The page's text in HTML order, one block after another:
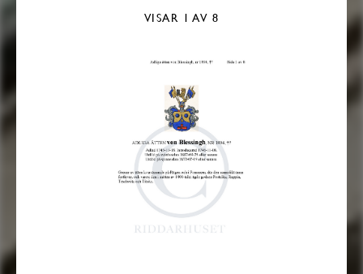
VISAR 1 AV 8